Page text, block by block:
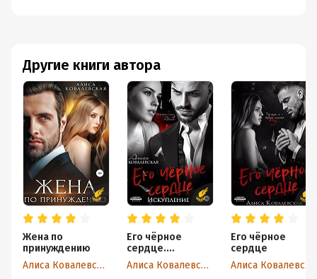
Другие книги автора
Жена по
принуждению
Алиса Ковалевская
Его чёрное
сердце.
Искупление
Алиса Ковалевская
Его чёрное
сердце
Алиса Ковалевская